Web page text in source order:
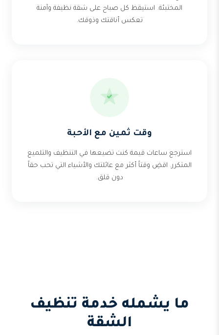
المختبئة. استيقظ كل صباح على شقة نظيفة وآمنة
تعكس أناقتك وذوقك.
وقت ثمين مع الأحبة
استرجع ساعات قيمة كنت تضيعها في التنظيف والتلميع
المتكرر. اقضِ وقتاً أكثر مع عائلتك والأشياء التي تحب حقاً
دون قلق.
ما يشمله خدمة تنظيف
الشقة